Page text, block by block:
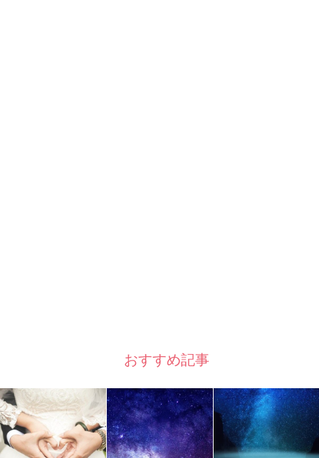
おすすめ記事